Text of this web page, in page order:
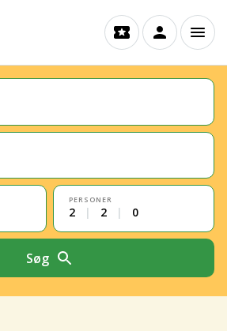
PERSONER
2 | 2 | 0
Søg